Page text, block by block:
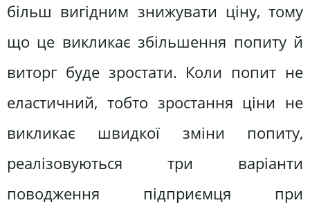
більш вигідним знижувати ціну, тому
що це викликає збільшення попиту й
виторг буде зростати. Коли попит не
еластичний, тобто зростання ціни не
викликає швидкої зміни попиту,
реалізовуються три варіанти
поводження підприємця при